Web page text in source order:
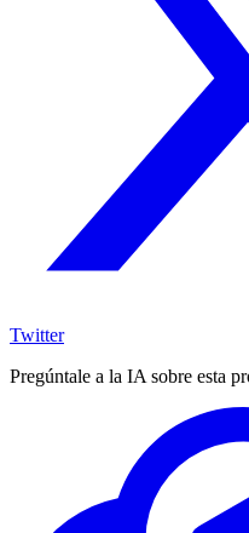
Twitter
Pregúntale a la IA sobre esta